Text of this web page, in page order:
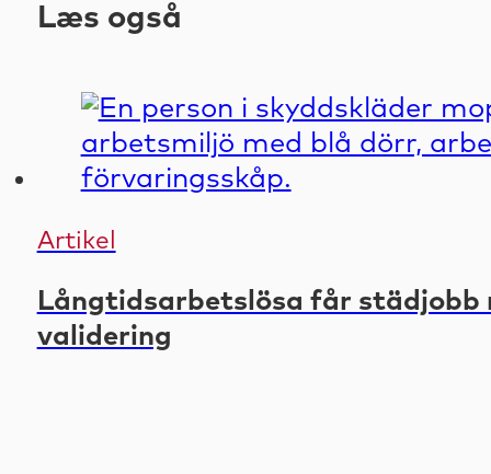
Læs også
Artikel
Långtidsarbetslösa får städjobb
validering